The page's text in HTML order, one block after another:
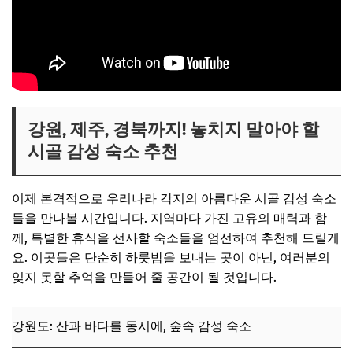
강원, 제주, 경북까지! 놓치지 말아야 할
시골 감성 숙소 추천
이제 본격적으로 우리나라 각지의 아름다운 시골 감성 숙소
들을 만나볼 시간입니다. 지역마다 가진 고유의 매력과 함
께, 특별한 휴식을 선사할 숙소들을 엄선하여 추천해 드릴게
요. 이곳들은 단순히 하룻밤을 보내는 곳이 아닌, 여러분의
잊지 못할 추억을 만들어 줄 공간이 될 것입니다.
강원도: 산과 바다를 동시에, 숲속 감성 숙소